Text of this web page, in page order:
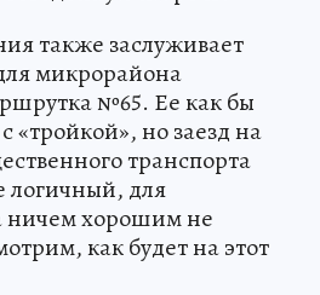
также заслуживает
микрорайона
№65. Ее как бы
«тройкой», но заезд на
транспорта
логичный, для
ничем хорошим не
как будет на этот